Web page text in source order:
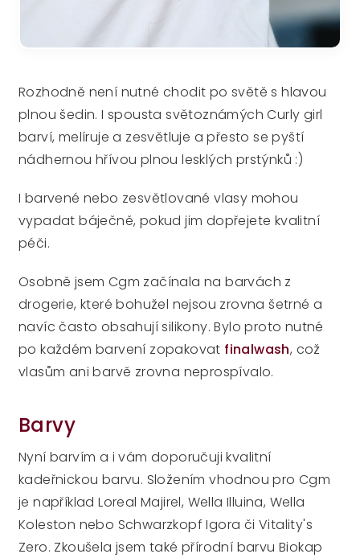
Rozhodně není nutné chodit po světě s hlavou
plnou šedin. I spousta světoznámých Curly girl
barví, melíruje a zesvětluje a přesto se pyští
nádhernou hřívou plnou lesklých prstýnků :)
I barvené nebo zesvětlované vlasy mohou
vypadat báječně, pokud jim dopřejete kvalitní
péči.
Osobně jsem Cgm začínala na barvách z
drogerie, které bohužel nejsou zrovna šetrné a
navíc často obsahují silikony. Bylo proto nutné
po každém barvení zopakovat finalwash, což
vlasům ani barvě zrovna neprospívalo.
Barvy
Nyní barvím a i vám doporučuji kvalitní
kadeřnickou barvu. Složením vhodnou pro Cgm
je například Loreal Majirel, Wella Illuina, Wella
Koleston nebo Schwarzkopf Igora či Vitality's
Zero. Zkoušela jsem také přírodní barvu Biokap